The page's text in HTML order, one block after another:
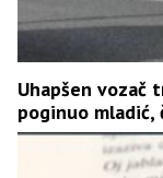
Uhapšen vozač
poginuo